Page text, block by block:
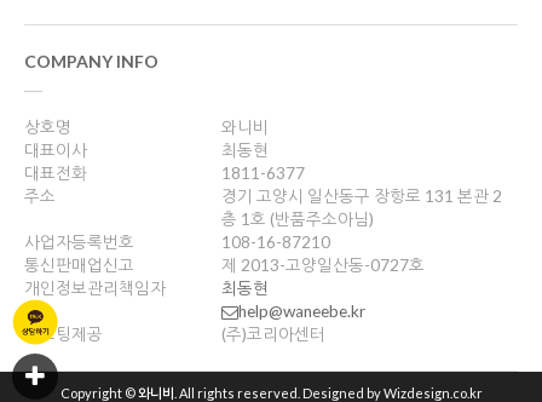
COMPANY INFO
상호명
와니비
대표이사
최동현
대표전화
1811-6377
주소
경기 고양시 일산동구 장항로 131 본관 2
층 1호 (반품주소아님)
사업자등록번호
108-16-87210
통신판매업신고
제 2013-고양일산동-0727호
개인정보관리책임자
최동현
help@waneebe.kr
호스팅제공
(주)코리아센터
Copyright ©와니비 . All rights reserved. Designed by Wizdesign.co.kr